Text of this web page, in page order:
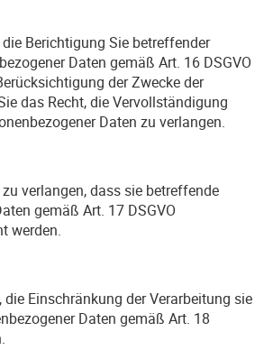
Berichtigung Sie betreffender
Daten gemäß Art. 16 DSGVO
der Zwecke der
das Recht, die Vervollständigung
Daten zu verlangen.
verlangen, dass sie betreffende
gemäß Art. 17 DSGVO
werden.
die Einschränkung der Verarbeitung sie
Daten gemäß Art. 18